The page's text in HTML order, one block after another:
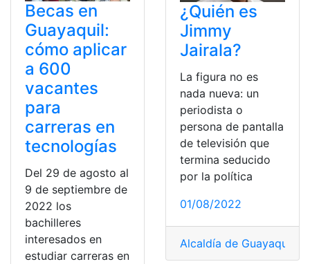
Becas en
Guayaquil:
cómo aplicar
a 600
vacantes
para
carreras en
tecnologías
Del 29 de agosto al
9 de septiembre de
2022 los
bachilleres
interesados en
estudiar carreras en
¿Quién es
Jimmy
Jairala?
La figura no es
nada nueva: un
periodista o
persona de pantalla
de televisión que
termina seducido
por la política
01/08/2022
Alcaldía de Guayaquil